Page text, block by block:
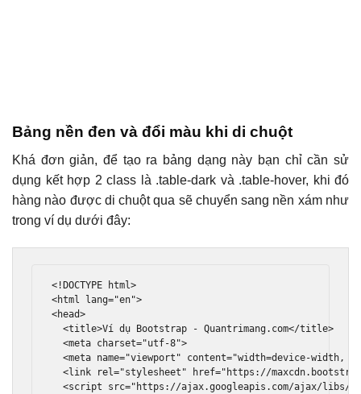
Bảng nền đen và đổi màu khi di chuột
Khá đơn giản, để tạo ra bảng dạng này bạn chỉ cần sử
dụng kết hợp 2 class là .table-dark và .table-hover, khi đó
hàng nào được di chuột qua sẽ chuyển sang nền xám như
trong ví dụ dưới đây:
<!DOCTYPE html>
<html
lang="en">
<head>
<title>Ví dụ Bootstrap - Quantrimang.com</title>
<meta charset="utf-8">
<meta name="viewport" content="width=device-width,
<link
rel="stylesheet" href="https://
<script
src="https://ajax.googleapis.com/ajax/libs/